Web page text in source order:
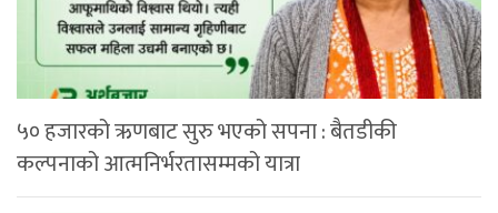
५० हजारको ऋणबाट सुरु भएको सपना : बैतडीकी
कल्पनाको आत्मनिर्भरतासम्मको यात्रा